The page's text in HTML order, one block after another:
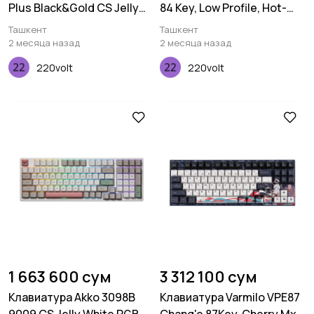
Plus Black&Gold CS Jelly
Purple RGB
Ташкент
2 месяца назад
220volt
84 Key, Low Profile, Hot-
Swap, Optical, White, LED,
Blue
Ташкент
2 месяца назад
220volt
1 663 600 сум
Клавиатура Akko 3098B
3 312 100 сум
Клавиатура Varmilo VPE87